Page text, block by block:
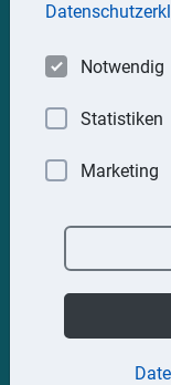
Notwendig
Statistiken
Marketing